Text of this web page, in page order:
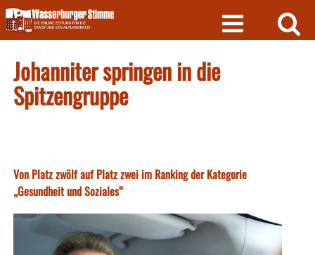
Skip
to
content
Johanniter springen in die
Spitzengruppe
Von Platz zwölf auf Platz zwei im Ranking der Kategorie
„Gesundheit und Soziales“